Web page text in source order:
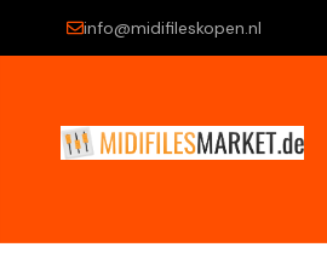
info@midifileskopen.nl